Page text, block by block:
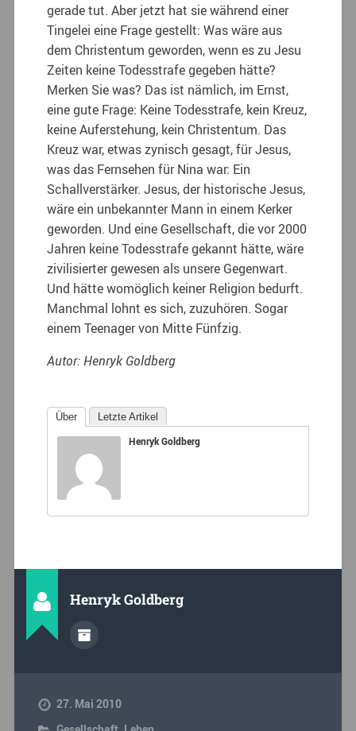
gerade tut. Aber jetzt hat sie während einer
Tingelei eine Frage gestellt: Was wäre aus
dem Christentum geworden, wenn es zu Jesu
Zeiten keine Todesstrafe gegeben hätte?
Merken Sie was? Das ist nämlich, im Ernst,
eine gute Frage: Keine Todesstrafe, kein Kreuz,
keine Auferstehung, kein Christentum. Das
Kreuz war, etwas zynisch gesagt, für Jesus,
was das Fernsehen für Nina war: Ein
Schallverstärker. Jesus, der historische Jesus,
wäre ein unbekannter Mann in einem Kerker
geworden. Und eine Gesellschaft, die vor 2000
Jahren keine Todesstrafe gekannt hätte, wäre
zivilisierter gewesen als unsere Gegenwart.
Und hätte womöglich keiner Religion bedurft.
Manchmal lohnt es sich, zuzuhören. Sogar
einem Teenager von Mitte Fünfzig.
Autor: Henryk Goldberg
Über Letzte Artikel
Henryk Goldberg
Henryk Goldberg
27. Mai 2010